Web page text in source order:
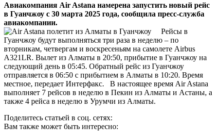
Авиакомпания Air Astana намерена запустить новый рейс
в Гуанчжоу с 30 марта 2025 года, сообщила пресс-служба
авиакомпании.
Рейсы в
Гуанчжоу будут выполняться три раза в неделю – по
вторникам, четвергам и воскресеньям на самолете Airbus
A321LR. Вылет из Алматы в 20:50, прибытие в Гуанчжоу на
следующий день в 05:45. Обратный рейс из Гуанчжоу
отправляется в 06:50 с прибытием в Алматы в 10:20. Время
местное, передает Интерфакс. В настоящее время Air Astana
выполняет 7 рейсов в неделю в Пекин из Алматы и Астаны, а
также 4 рейса в неделю в Урумчи из Алматы.
Поделитесь статьей в соц. сетях:
Вам также может быть интересно: